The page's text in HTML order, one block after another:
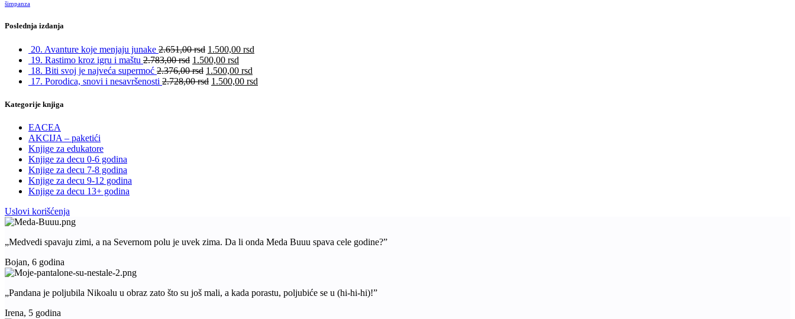
šimpanza
Poslednja izdanja
20. Avanture koje menjaju junake 2.651,00rsd 1.500,00 rsd
19. Rastimo kroz igru i maštu 2.783,00rsd 1.500,00 rsd
18. Biti svoj je najveća supermoć 2.376,00rsd 1.500,00 rsd
17. Porodica, snovi i nesavršenosti 2.728,00rsd 1.500,00 rsd
Kategorije knjiga
EACEA
AKCIJA – paketići
Knjige za edukatore
Knjige za decu 0-6 godina
Knjige za decu 7-8 godina
Knjige za decu 9-12 godina
Knjige za decu 13+ godina
Uslovi korišćenja
„Medvedi spavaju zimi, a na Severnom polu je uvek zima. Da li onda Meda Buuu spava cele godine?”
Bojan, 6 godina
„Pandana je poljubila Nikoalu u obraz zato što su još mali, a kada porastu, poljubiće se u (hi-hi-hi)!”
Irena, 5 godina